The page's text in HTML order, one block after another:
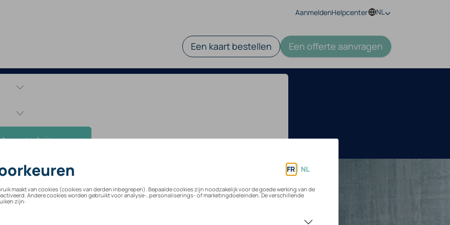
AanmeldenHelpcenter NL
Een kaart bestellen Een offerte aanvragen
uw voertuig